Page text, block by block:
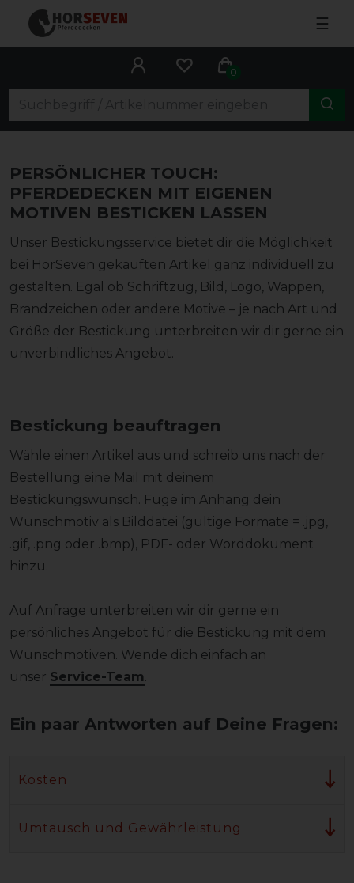
☰
0
PERSÖNLICHER TOUCH:
PFERDEDECKEN MIT EIGENEN
MOTIVEN BESTICKEN LASSEN
Unser Bestickungsservice bietet dir die Möglichkeit
bei HorSeven gekauften Artikel ganz individuell zu
gestalten. Egal ob Schriftzug, Bild, Logo, Wappen,
Brandzeichen oder andere Motive – je nach Art und
Größe der Bestickung unterbreiten wir dir gerne ein
unverbindliches Angebot.
Bestickung beauftragen
Wähle einen Artikel aus und schreib uns nach der
Bestellung eine Mail mit deinem
Bestickungswunsch. Füge im Anhang dein
Wunschmotiv als Bilddatei (gültige Formate = .jpg,
.gif, .png oder .bmp), PDF- oder Worddokument
hinzu.
Auf Anfrage unterbreiten wir dir gerne ein
persönliches Angebot für die Bestickung mit dem
Wunschmotiven. Wende dich einfach an
unser Service-Team.
Ein paar Antworten auf Deine Fragen:
Kosten
Umtausch und Gewährleistung